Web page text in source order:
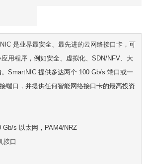
是业界最安全、最先进的云网络接口卡，可
用程序，例如安全、虚拟化、SDN/NFV、大
SmartNIC 提供多达两个 100 Gb/s 端口或一
端口，并提供任何智能网络接口卡的最高投资
Gb/s 以太网，PAM4/NRZ
接口